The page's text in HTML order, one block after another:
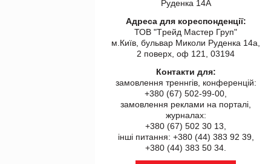
Руденка 14А
Адреса для кореспонденції:
ТОВ "Tрейд Мастер Груп"
м.Київ, бульвар Миколи Руденка 14а,
2 поверх, оф 121, 03194
Контакти для:
замовлення треннгів, конференцій:
+380 (67) 502-99-00,
замовлення реклами на порталі,
журналах:
+380 (67) 502 30 13,
інші питання: +380 (44) 383 92 39,
+380 (44) 383 50 34.